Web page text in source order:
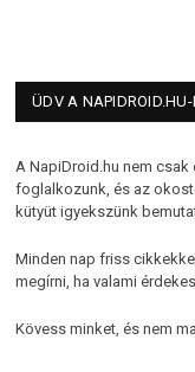
ÜDV A NAPIDROID.HU-
A NapiDroid.hu nem
foglalkozunk, és az
kütyüt igyekszünk
Minden nap friss
megírni, ha valami
Kövess minket, és nem